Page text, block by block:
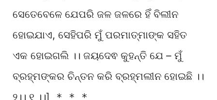
ସେତେବେଳେ ଯେପରି ଜଳ ଜଳରେ ହିଁ ବିଲୀନ
ହୋଇଯାଏ, ସେହିପରି ମୁଁ ପରମାତ୍ମାଙ୍କ ସହିତ
ଏକ ହୋଇଗଲି ।। ଜୟଦେଵ କୁହନ୍ତି ଯେ – ମୁଁ
ବ୍ରହ୍ମଙ୍କର ଚିନ୍ତନ କରି ବ୍ରହ୍ମଲୀନ ହୋଇଛି ।।
୨।। ୧ ।।] * * *